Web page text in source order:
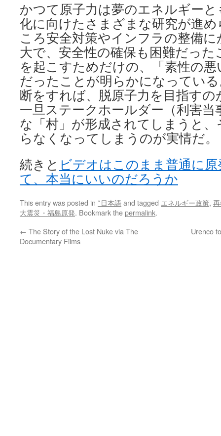
かつて原子力は夢のエネルギー
化に向けたさまざまな研究が進
ころ安全対策やインフラの整備
大で、安全性の確保も困難だっ
を起こすためだけの、「素性の
だったことが明らかになってい
断をすれば、脱原子力を目指す
一旦ステークホールダー（利害
な「村」が形成されてしまうと
らなくなってしまうのが実情だ。
続きと ビデオはこのまま普通に
て、本当にいいのだろうか
This entry was posted in *日本語and tagged エネルギー政策,
大震災・福島原発. Bookmark thepermalink.
← The Story of the Lost Nuke via The
Documentary Films
Urenco